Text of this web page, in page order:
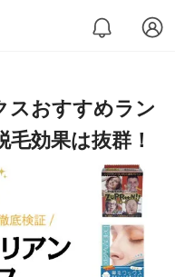
スおすすめラン
効果は抜群！